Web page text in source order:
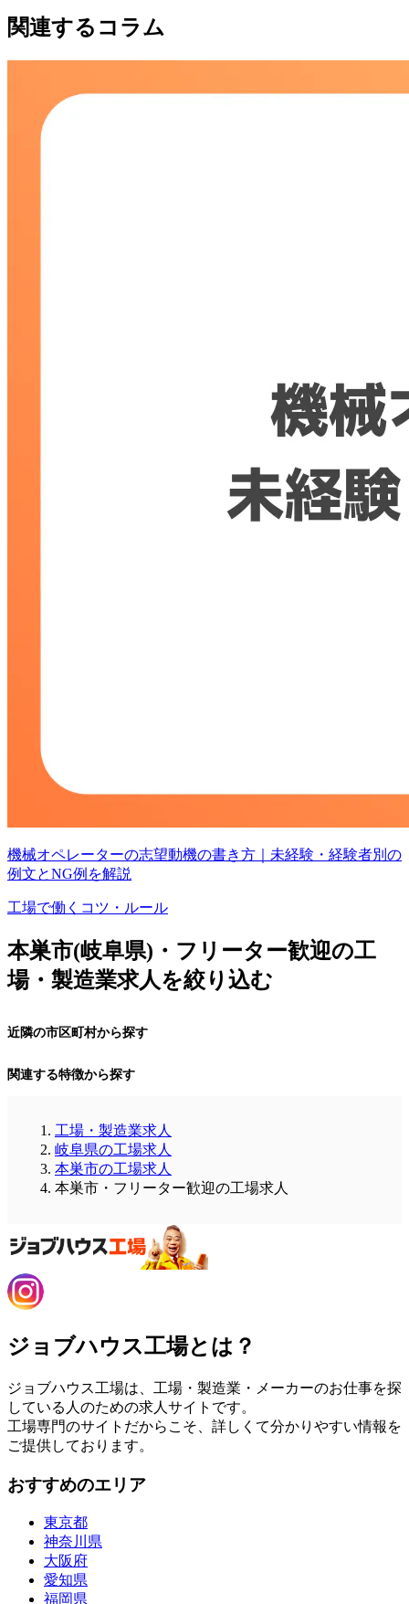
関連するコラム
機械オペレーターの志望動機の書き方｜未経験・経験者別の
例文とNG例を解説
工場で働くコツ・ルール
本巣市(岐阜県)・フリーター歓迎の工
場・製造業求人を絞り込む
近隣の市区町村から探す
関連する特徴から探す
工場・製造業求人
岐阜県の工場求人
本巣市の工場求人
本巣市・フリーター歓迎の工場求人
ジョブハウス工場とは？
ジョブハウス工場は、工場・製造業・メーカーのお仕事を探
している人のための求人サイトです。
工場専門のサイトだからこそ、詳しくて分かりやすい情報を
ご提供しております。
おすすめのエリア
東京都
神奈川県
大阪府
愛知県
福岡県